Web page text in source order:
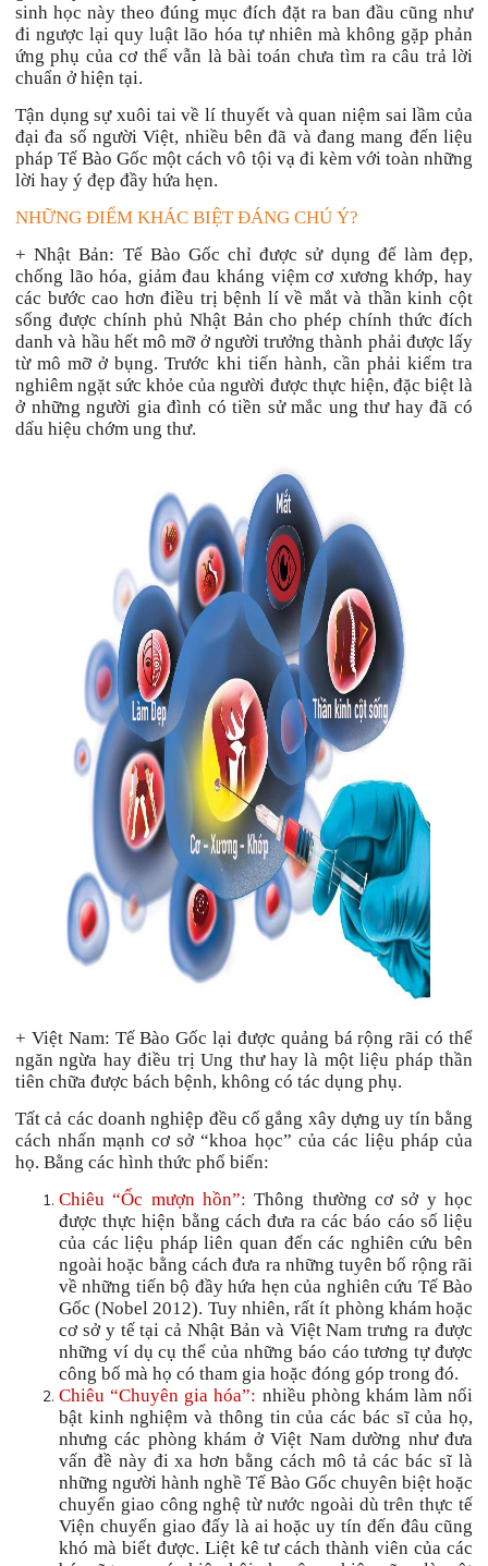
sinh học này theo đúng mục đích đặt ra ban đầu cũng như
đi ngược lại quy luật lão hóa tự nhiên mà không gặp phản
ứng phụ của cơ thể vẫn là bài toán chưa tìm ra câu trả lời
chuẩn ở hiện tại.
Tận dụng sự xuôi tai về lí thuyết và quan niệm sai lầm của
đại đa số người Việt, nhiều bên đã và đang mang đến liệu
pháp Tế Bào Gốc một cách vô tội vạ đi kèm với toàn những
lời hay ý đẹp đầy hứa hẹn.
NHỮNG ĐIỂM KHÁC BIỆT ĐÁNG CHÚ Ý?
+ Nhật Bản: Tế Bào Gốc chỉ được sử dụng để làm đẹp,
chống lão hóa, giảm đau kháng việm cơ xương khớp, hay
các bước cao hơn điều trị bệnh lí về mắt và thần kinh cột
sống được chính phủ Nhật Bản cho phép chính thức đích
danh và hầu hết mô mỡ ở người trưởng thành phải được lấy
từ mô mỡ ở bụng. Trước khi tiến hành, cần phải kiểm tra
nghiêm ngặt sức khỏe của người được thực hiện, đặc biệt là
ở những người gia đình có tiền sử mắc ung thư hay đã có
dấu hiệu chớm ung thư.
+ Việt Nam: Tế Bào Gốc lại được quảng bá rộng rãi có thể
ngăn ngừa hay điều trị Ung thư hay là một liệu pháp thần
tiên chữa được bách bệnh, không có tác dụng phụ.
Tất cả các doanh nghiệp đều cố gắng xây dựng uy tín bằng
cách nhấn mạnh cơ sở “khoa học” của các liệu pháp của
họ. Bằng các hình thức phổ biến:
Chiêu “Ốc mượn hồn”:Thông thường cơ sở y học
được thực hiện bằng cách đưa ra các báo cáo số liệu
của các liệu pháp liên quan đến các nghiên cứu bên
ngoài hoặc bằng cách đưa ra những tuyên bố rộng rãi
về những tiến bộ đầy hứa hẹn của nghiên cứu Tế Bào
Gốc (Nobel 2012). Tuy nhiên, rất ít phòng khám hoặc
cơ sở y tế tại cả Nhật Bản và Việt Nam trưng ra được
những ví dụ cụ thể của những báo cáo tương tự được
công bố mà họ có tham gia hoặc đóng góp trong đó.
Chiêu “Chuyên gia hóa”: nhiều phòng khám làm nổi
bật kinh nghiệm và thông tin của các bác sĩ của họ,
nhưng các phòng khám ở Việt Nam dường như đưa
vấn đề này đi xa hơn bằng cách mô tả các bác sĩ là
những người hành nghề Tế Bào Gốc chuyên biệt hoặc
chuyển giao công nghệ từ nước ngoài dù trên thực tế
Viện chuyển giao đấy là ai hoặc uy tín đến đâu cũng
khó mà biết được. Liệt kê tư cách thành viên của các